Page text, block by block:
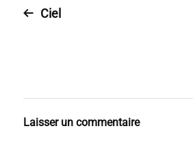
Ciel
Laisser un commentaire